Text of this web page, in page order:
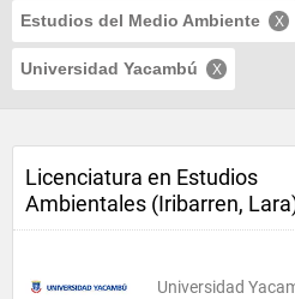
Estudios del Medio Ambiente
Universidad Yacambú
Licenciatura en Estudios
Ambientales (Iribarren,
Universidad